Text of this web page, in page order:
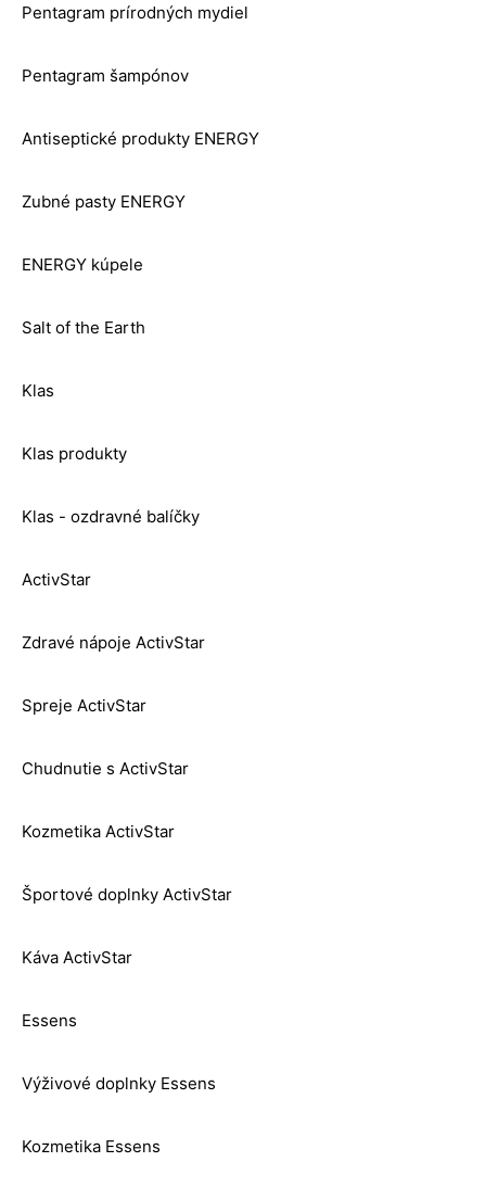
Pentagram prírodných mydiel
Pentagram šampónov
Antiseptické produkty ENERGY
Zubné pasty ENERGY
ENERGY kúpele
Salt of the Earth
Klas
Klas produkty
Klas - ozdravné balíčky
ActivStar
Zdravé nápoje ActivStar
Spreje ActivStar
Chudnutie s ActivStar
Kozmetika ActivStar
Športové doplnky ActivStar
Káva ActivStar
Essens
Výživové doplnky Essens
Kozmetika Essens